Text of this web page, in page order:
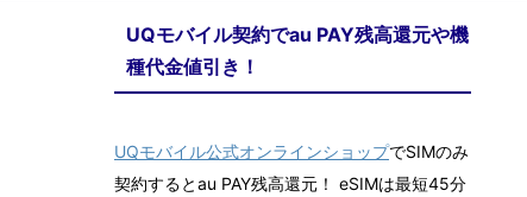
UQモバイル契約でau PAY残高還元や機
種代金値引き！
UQモバイル公式オンラインショップでSIMのみ
契約するとau PAY残高還元！ eSIMは最短45分